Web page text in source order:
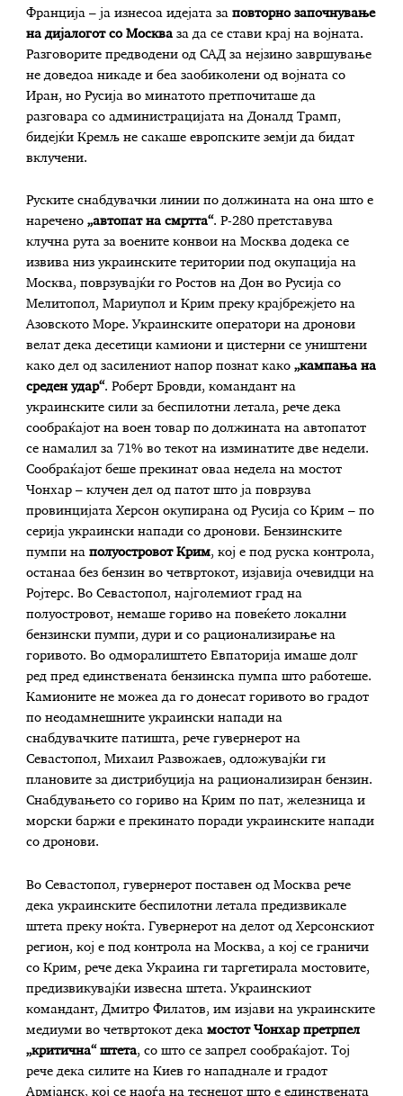
Франција – ја изнесоа идејата заповторно започнување
на дијалогот со Москва за да се стави крај на војната.
Разговорите предводени од САД за нејзино завршување
не доведоа никаде и беа заобиколени од војната со
Иран, но Русија во минатото претпочиташе да
разговара со администрацијата на Доналд Трамп,
бидејќи Кремљ не сакаше европските земји да бидат
вклучени.
Руските снабдувачки линии по должината на она што е
наречено„автопат на смртта“. Р-280 претставува
клучна рута за воените конвои на Москва додека се
извива низ украинските територии под окупација на
Москва, поврзувајќи го Ростов на Дон во Русија со
Мелитопол, Мариупол и Крим преку крајбрежјето на
Азовското Море. Украинските оператори на дронови
велат дека десетици камиони и цистерни се уништени
како дел од засилениот напор познат како„кампања на
среден удар“. Роберт Бровди, командант на
украинските сили за беспилотни летала, рече дека
сообраќајот на воен товар по должината на автопатот
се намалил за 71% во текот на изминатите две недели.
Сообраќајот беше прекинат оваа недела на мостот
Чонхар – клучен дел од патот што ја поврзува
провинцијата Херсон окупирана од Русија со Крим – по
серија украински напади со дронови. Бензинските
пумпи наполуостровот Крим, кој е под руска контрола,
останаа без бензин во четвртокот, изјавија очевидци на
Ројтерс. Во Севастопол, најголемиот град на
полуостровот, немаше гориво на повеќето локални
бензински пумпи, дури и со рационализирање на
горивото. Во одморалиштето Евпаторија имаше долг
ред пред единствената бензинска пумпа што работеше.
Камионите не можеа да го донесат горивото во градот
по неодамнешните украински напади на
снабдувачките патишта, рече гувернерот на
Севастопол, Михаил Развожаев, одложувајќи ги
плановите за дистрибуција на рационализиран бензин.
Снабдувањето со гориво на Крим по пат, железница и
морски баржи е прекинато поради украинските напади
со дронови.
Во Севастопол, гувернерот поставен од Москва рече
дека украинските беспилотни летала предизвикале
штета преку ноќта. Гувернерот на делот од Херсонскиот
регион, кој е под контрола на Москва, а кој се граничи
со Крим, рече дека Украина ги таргетирала мостовите,
предизвикувајќи извесна штета. Украинскиот
командант, Дмитро Филатов, им изјави на украинските
медиуми во четвртокот декамостот Чонхар претрпел
„критична“ штета, со што се запрел сообраќајот. Тој
рече дека силите на Киев го нападнале и градот
Армјанск, кој се наоѓа на теснецот што е единствената